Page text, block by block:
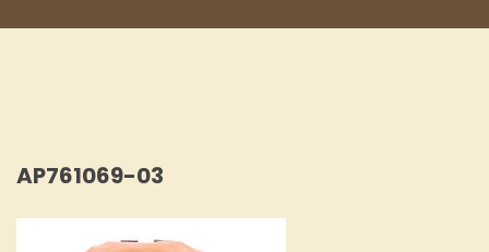
AP761069-03